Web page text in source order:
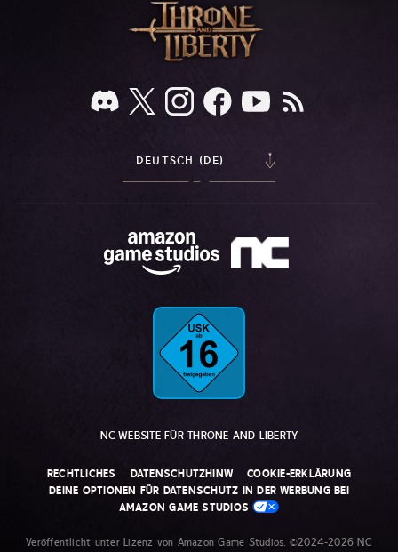
DEUTSCH (DE)
NC-WEBSITE FÜR THRONE AND LIBERTY
RECHTLICHES DATENSCHUTZHINW
COOKIE-ERKLÄRUNG
DEINE OPTIONEN FÜR DATENSCHUTZ IN DER WERBUNG BEI
AMAZON GAME STUDIOS
Veröffentlicht unter Lizenz von Amazon Game Studios. ©2024-2026 NC